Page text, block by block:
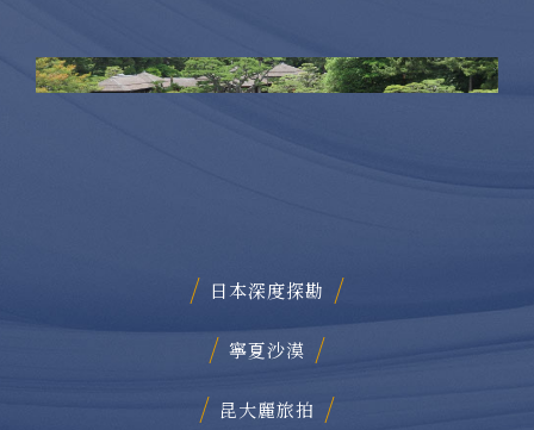
日本深度探勘
寧夏沙漠
昆大麗旅拍